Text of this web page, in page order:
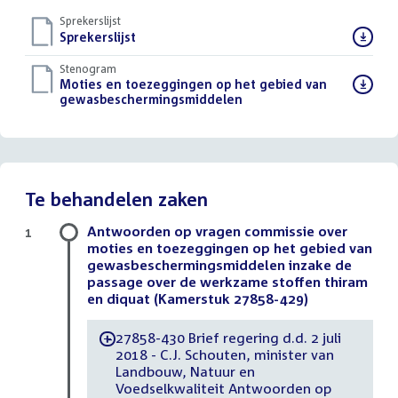
Sprekerslijst
Download
bestand:
Sprekerslijst
Stenogram
Download
bestand:
Moties en toezeggingen op het gebied van
gewasbeschermingsmiddelen
Te behandelen zaken
Antwoorden op vragen commissie over
moties en toezeggingen op het gebied van
gewasbeschermingsmiddelen inzake de
passage over de werkzame stoffen thiram
en diquat (Kamerstuk 27858-429)
-27858-430 Brief regering d.d. 2 juli
2018 - C.J. Schouten, minister van
Landbouw, Natuur en
Voedselkwaliteit Antwoorden op
1